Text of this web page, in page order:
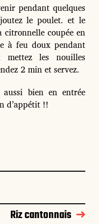
pendant quelques
le poulet. et le
coupée en
à feu doux pendant
les nouilles
2 min et servez.
bien en entrée
d’appétit !!
Riz cantonnais